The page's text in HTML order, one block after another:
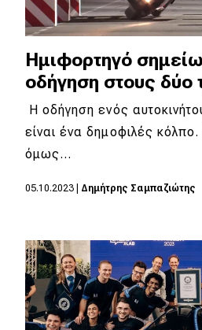
Ημιφορτηγό
οδήγηση στους δύο
Η οδήγηση ενός
είναι ένα δημοφιλές
όμως…
05.10.2023 Δημήτρης Σαμπαζιώτης